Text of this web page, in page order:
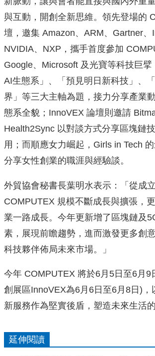
與互動，開創全新思維。領先登場的
壇，邀集 Amazon、ARM、Gartner、
NVIDIA、NXP，攜手首度參加
Google、Microsoft 及光寶等科技巨
AI生態系」、「預見明日新科技」、
界」等三大主軸為題，接力分享產業
態系全貌；InnoVEX 論壇則邀請
Health2Sync 以對談方式分享區塊鏈
用；而順應女力崛起，Girls in Tech
分享女性創業的職涯與經驗談。
外貿協會秘書長葉明水表示：「從成立
COMPUTEX 規模不斷成長與擴張，
業一路成長。今年更新增了區塊鏈及
素，展現前瞻趨勢，進而激發更多創
科技夥伴佈局未來市場。」
今年 COMPUTEX 將於6月5日至6月9
創展區InnoVEX為6月6日至6月8日)，
新服務作為堅實後盾，塑造未來生活的
延伸閱讀